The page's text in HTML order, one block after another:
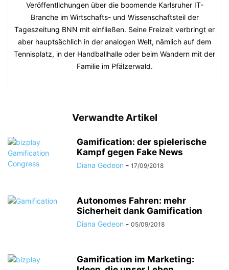
Veröffentlichungen über die boomende Karlsruher IT-
Branche im Wirtschafts- und Wissenschaftsteil der
Tageszeitung BNN mit einfließen. Seine Freizeit verbringt er
aber hauptsächlich in der analogen Welt, nämlich auf dem
Tennisplatz, in der Handballhalle oder beim Wandern mit der
Familie im Pfälzerwald.
Verwandte Artikel
Gamification: der spielerische
Kampf gegen Fake News
Diana Gedeon - 17/09/2018
Autonomes Fahren: mehr
Sicherheit dank Gamification
Diana Gedeon - 05/09/2018
Gamification im Marketing: